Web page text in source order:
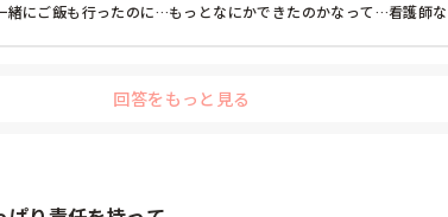
にご飯も行ったのに…もっとなにかできたのかなって…看護師
回答をもっと見る